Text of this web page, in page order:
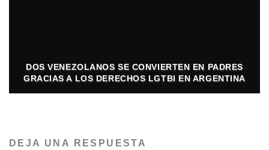
DOS VENEZOLANOS SE CONVIERTEN EN PADRES
GRACIAS A LOS DERECHOS LGTBI EN ARGENTINA
DEJA UNA RESPUESTA